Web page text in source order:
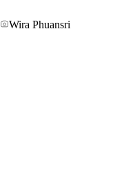
Wira Phuansri